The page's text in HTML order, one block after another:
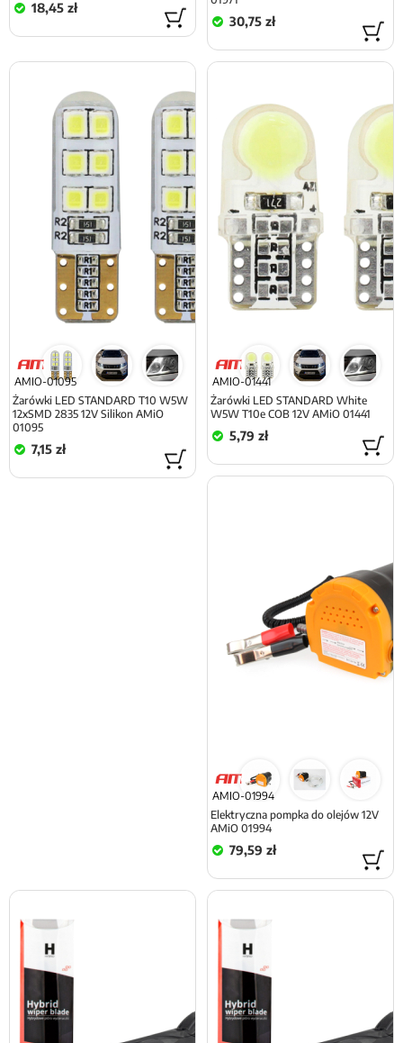
18,45 zł
30,75 zł
AMIO-01095
Żarówki LED STANDARD T10 W5W
12xSMD 2835 12V Silikon AMiO
01095
7,15 zł
AMIO-01441
Żarówki LED STANDARD White
W5W T10e COB 12V AMiO 01441
5,79 zł
AMIO-01994
Elektryczna pompka do olejów 12V
AMiO 01994
79,59 zł